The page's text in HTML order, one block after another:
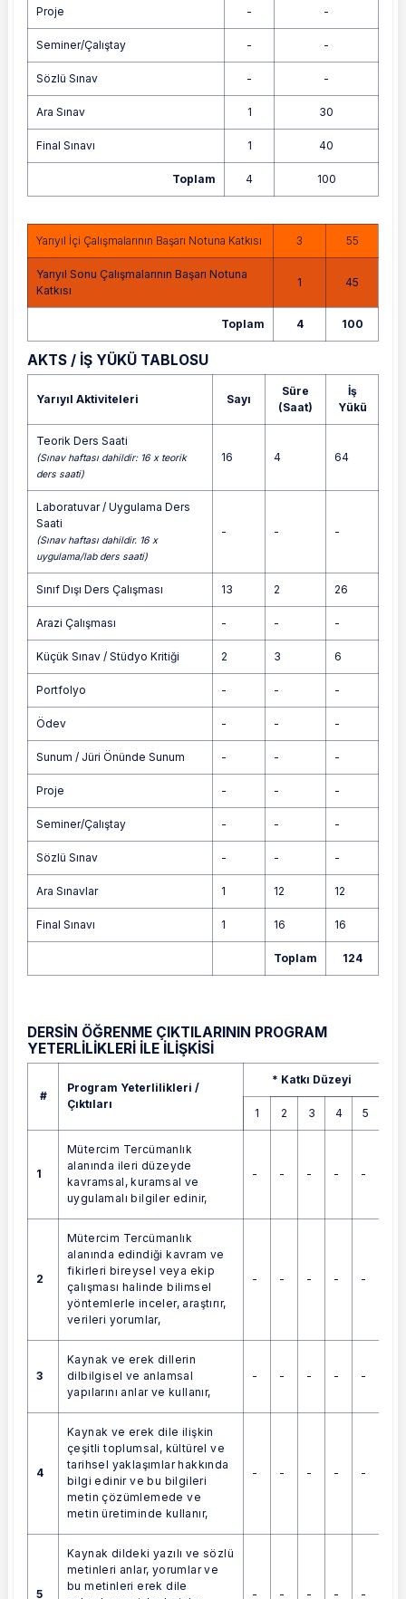
Proje - -
Seminer/Çalıştay - -
Sözlü Sınav - -
Ara Sınav 1 30
Final Sınavı 1 40
Toplam 4 100
Yarıyıl İçi Çalışmalarının Başarı Notuna Katkısı 3 55
Yarıyıl Sonu Çalışmalarının Başarı Notuna
Katkısı
1 45
Toplam 4 100
AKTS / İŞ YÜKÜ TABLOSU
Yarıyıl Aktiviteleri Sayı
Süre
(Saat)
İş
Yükü
Teorik Ders Saati
(Sınav haftası dahildir: 16 x teorik
ders saati)
16 4 64
Laboratuvar / Uygulama Ders
Saati
(Sınav haftası dahildir. 16 x
uygulama/lab ders saati)
- - -
Sınıf Dışı Ders Çalışması 13 2 26
Arazi Çalışması - - -
Küçük Sınav / Stüdyo Kritiği 2 3 6
Portfolyo - - -
Ödev - - -
Sunum / Jüri Önünde Sunum - - -
Proje - - -
Seminer/Çalıştay - - -
Sözlü Sınav - - -
Ara Sınavlar 1 12 12
Final Sınavı 1 16 16
Toplam 124
DERSİN ÖĞRENME ÇIKTILARININ PROGRAM
YETERLİLİKLERİ İLE İLİŞKİSİ
#
Program Yeterlilikleri /
Çıktıları
* Katkı Düzeyi
1 2 3 4 5
1
Mütercim Tercümanlık
alanında ileri düzeyde
kavramsal, kuramsal ve
uygulamalı bilgiler edinir,
- - - - -
2
Mütercim Tercümanlık
alanında edindiği kavram ve
fikirleri bireysel veya ekip
çalışması halinde bilimsel
yöntemlerle inceler, araştırır,
verileri yorumlar,
- - - - -
3
Kaynak ve erek dillerin
dilbilgisel ve anlamsal
yapılarını anlar ve kullanır,
- - - - -
4
Kaynak ve erek dile ilişkin
çeşitli toplumsal, kültürel ve
tarihsel yaklaşımlar hakkında
bilgi edinir ve bu bilgileri
metin çözümlemede ve
metin üretiminde kullanır,
- - - - -
5
Kaynak dildeki yazılı ve sözlü
metinleri anlar, yorumlar ve
bu metinleri erek dile
- - - - -